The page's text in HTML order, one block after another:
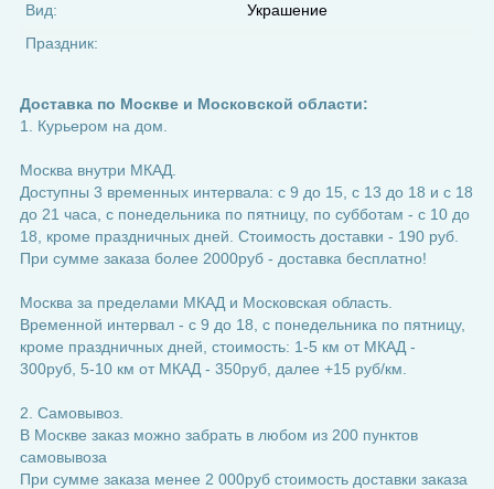
Вид:
Украшение
Праздник:
Доставка по Москве и Московской области:
1. Курьером на дом.
Москва внутри МКАД.
Доступны 3 временных интервала: с 9 до 15, с 13 до 18 и с 18
до 21 часа, с понедельника по пятницу, по субботам - с 10 до
18, кроме праздничных дней. Стоимость доставки - 190 руб.
При сумме заказа более 2000руб - доставка бесплатно!
Москва за пределами МКАД и Московская область.
Временной интервал - с 9 до 18, с понедельника по пятницу,
кроме праздничных дней, стоимость: 1-5 км от МКАД -
300руб, 5-10 км от МКАД - 350руб, далее +15 руб/км.
2. Самовывоз.
В Москве заказ можно забрать в любом из 200 пунктов
самовывоза
При сумме заказа менее 2 000руб стоимость доставки заказа